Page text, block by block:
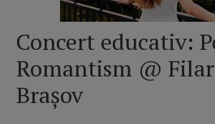
Concert educativ:
Romantism @
Brașov